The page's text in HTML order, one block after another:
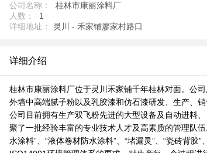
公司名称：
桂林市康丽涂料厂
人数：
1
详细地址：
灵川 - 禾家铺廖家村路口
详细介绍
桂林市康丽涂料厂位于灵川禾家铺千年桂林对面。公
外墙中高端腻子粉以及乳胶漆和仿石漆研发、生产、
公司目前拥有生产双飞粉先进的大型设备及自动进料
聚了一批经验丰富的专业技术人才及高素质的管理队伍
水涂料”、“液体卷材防水涂料”、“堵漏灵”、“瓷砖背